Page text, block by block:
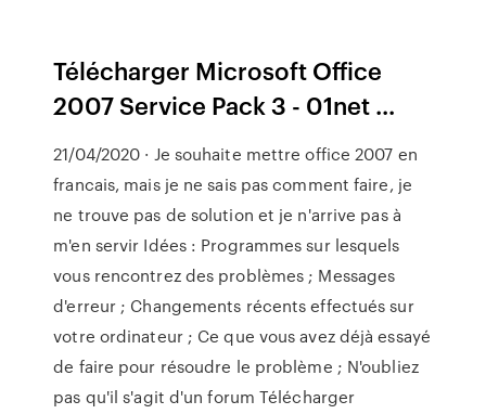
Télécharger Microsoft Office
2007 Service Pack 3 - 01net ...
21/04/2020 · Je souhaite mettre office 2007 en
francais, mais je ne sais pas comment faire, je
ne trouve pas de solution et je n'arrive pas à
m'en servir Idées : Programmes sur lesquels
vous rencontrez des problèmes ; Messages
d'erreur ; Changements récents effectués sur
votre ordinateur ; Ce que vous avez déjà essayé
de faire pour résoudre le problème ; N'oubliez
pas qu'il s'agit d'un forum Télécharger